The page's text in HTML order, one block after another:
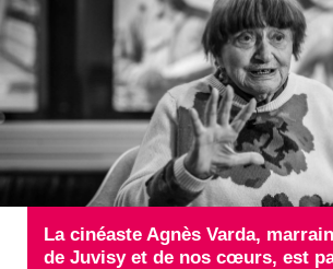
La cinéaste Agnès Varda,
de Juvisy et de nos cœurs, est